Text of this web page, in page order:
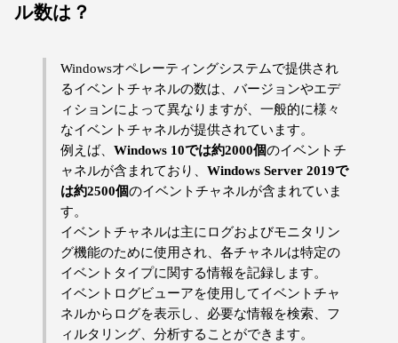
ル数は？
Windowsオペレーティングシステムで提供され
るイベントチャネルの数は、バージョンやエデ
ィションによって異なりますが、一般的に様々
なイベントチャネルが提供されています。
例えば、 Windows 10では約2000個のイベントチ
ャネルが含まれており、 Windows Server 2019で
は約2500個のイベントチャネルが含まれていま
す。
イベントチャネルは主にログおよびモニタリン
グ機能のために使用され、各チャネルは特定の
イベントタイプに関する情報を記録します。
イベントログビューアを使用してイベントチャ
ネルからログを表示し、必要な情報を検索、フ
ィルタリング、分析することができます。